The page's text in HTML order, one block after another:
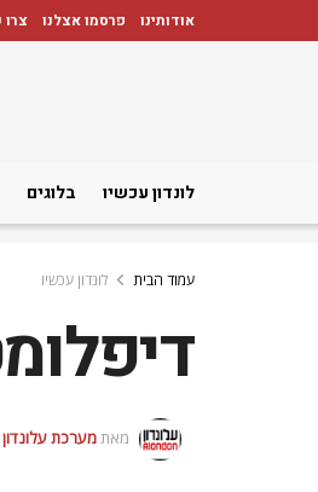
אודותינו פרסמו אצלנו
לונדון עכשיו בלוגים
עמוד הבית לונדון עכשיו
מאתמערכת עלונדון